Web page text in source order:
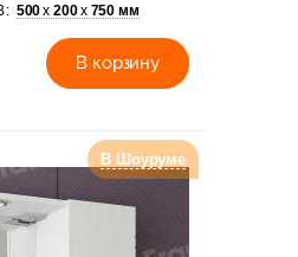
500х 200х 750 мм
В корзину
В Шоуруме